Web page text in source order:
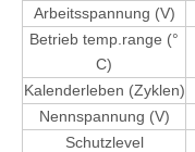
Arbeitsspannung (V)
Betrieb temp.range (°
C)
Kalenderleben (Zyklen)
Nennspannung (V)
Schutzlevel